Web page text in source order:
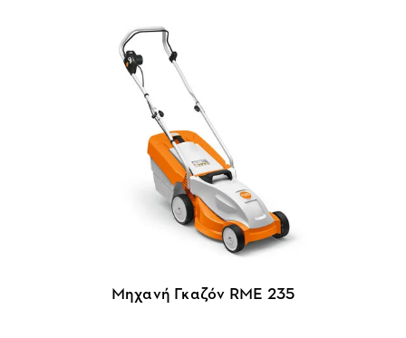
Μηχανή Γκαζόν RME 235